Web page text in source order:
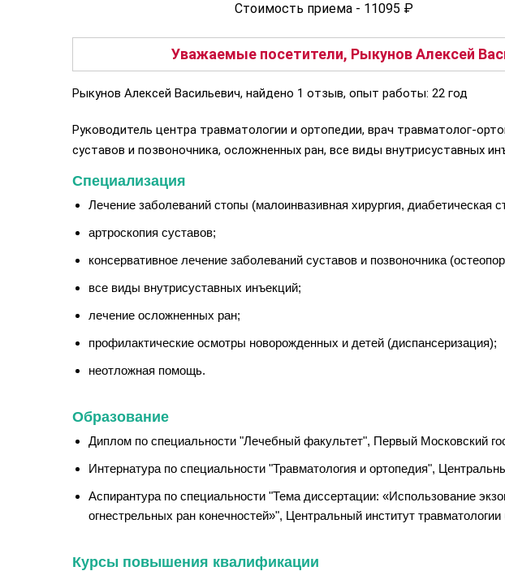
Стоимость приема - 11095 ₽
Уважаемые посетители, Рыкунов Алексей
Рыкунов Алексей Васильевич, найдено 1 отзыв, опыт работы: 22 год
Руководитель центра травматологии и ортопедии, врач травматолог-
суставов и позвоночника, осложненных ран, все виды внутрисуставных
Специализация
Лечение заболеваний стопы (малоинвазивная хирургия, диабетическая
артроскопия суставов;
консервативное лечение заболеваний суставов и позвоночника
все виды внутрисуставных инъекций;
лечение осложненных ран;
профилактические осмотры новорожденных и детей (диспансеризация);
неотложная помощь.
Образование
Диплом по специальности "Лечебный факультет", Первый Московский
Интернатура по специальности "Травматология и ортопедия",
Аспирантура по специальности "Тема диссертации: «Использование
огнестрельных ран конечностей»", Центральный институт
Курсы повышения квалификации